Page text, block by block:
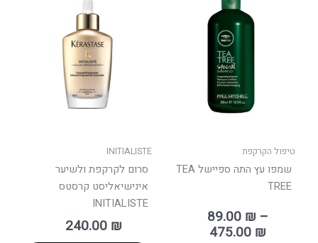
טיפול הקרקפת
שמפו עץ התה ספיישל TEA
TREE
89.00 ₪ –
475.00 ₪
בעמוד
המוצר
INITIALISTE
סרום לקרקפת ולשיער
אינישיאליסט קרסטס
INITIALISTE
240.00 ₪